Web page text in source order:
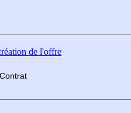
de l'offre
Contrat